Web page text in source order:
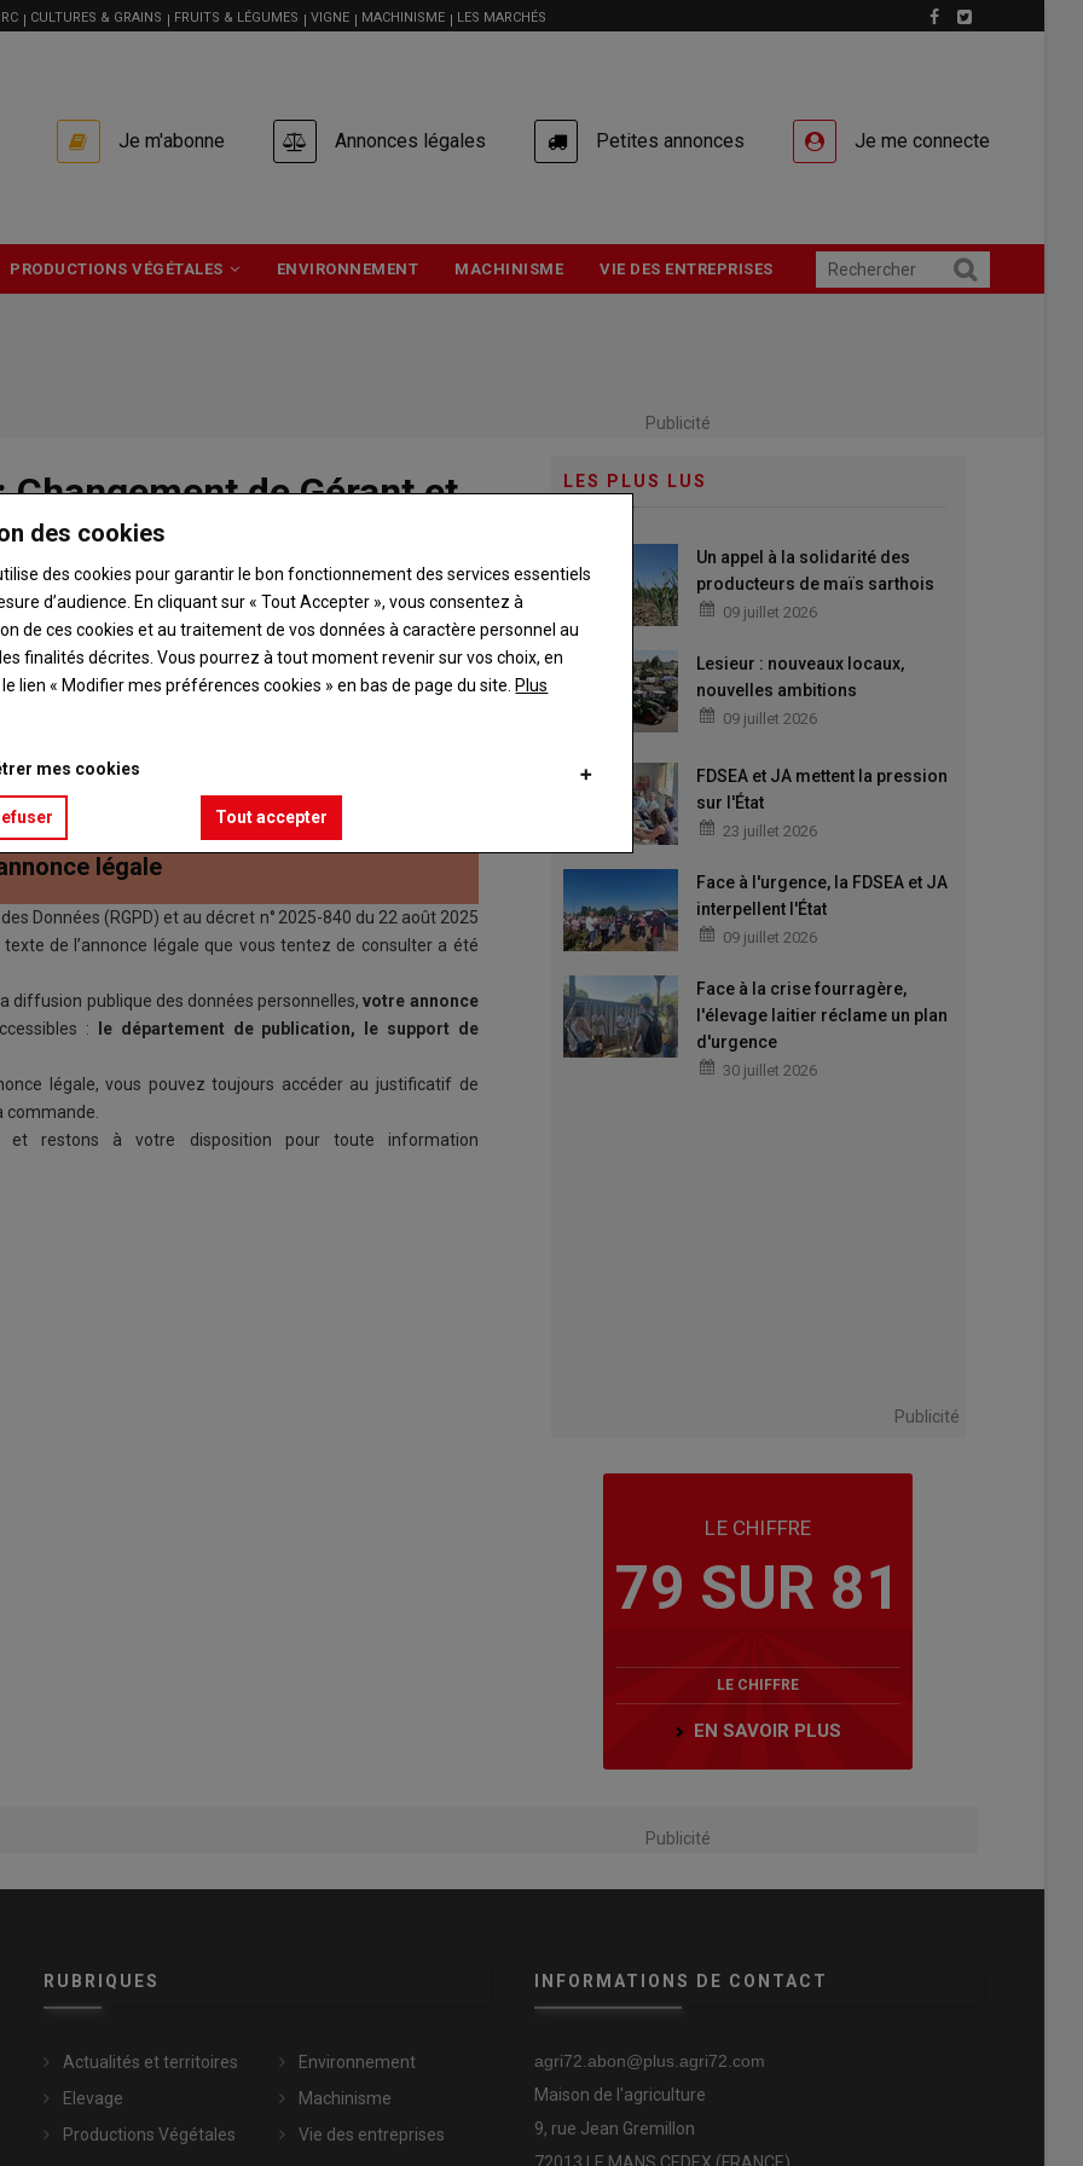
CULTURES & GRAINS FRUITS & LÉGUMES VIGNE MACHINISME LES MARCHÉS
USER
ACCOUNT
MENU
Je m'abonne Annonces légales Petites annonces Je me connecte
PRODUCTIONS VÉGÉTALES ENVIRONNEMENT MACHINISME VIE DES ENTREPRISES
Publicité
de Gérant et
K ( 72 ) 09 Jul, 2026
DU CAPITAL SOCIAL
légale
Données (RGPD) et au décret n° 2025-840 du 22 août 2025
de l’annonce légale que vous tentez de consulter a été
diffusion publique des données personnelles, votre annonce
:
le département de publication, le support de
légale, vous pouvez toujours accéder au justificatif de
commande.
et restons à votre disposition pour toute information
LES PLUS LUS
Un appel à la solidarité des
producteurs de maïs sarthois
09 juillet 2026
Lesieur : nouveaux locaux,
nouvelles ambitions
09 juillet 2026
FDSEA et JA mettent la pression
sur l'État
23 juillet 2026
Face à l'urgence, la FDSEA et JA
interpellent l'État
09 juillet 2026
Face à la crise fourragère,
l'élevage laitier réclame un plan
d'urgence
30 juillet 2026
Publicité
LE CHIFFRE
79 SUR 81
LE CHIFFRE
EN SAVOIR PLUS
Publicité
RUBRIQUES
Actualités et territoires
Elevage
Productions Végétales
Environnement
Machinisme
Vie des entreprises
INFORMATIONS DE CONTACT
agri72.abon@plus.agri72.com
Maison de l'agriculture
9, rue Jean Gremillon
des cookies
des cookies pour garantir le bon fonctionnement des services essentiels
d’audience. En cliquant sur « Tout Accepter », vous consentez à
de ces cookies et au traitement de vos données à caractère personnel au
finalités décrites. Vous pourrez à tout moment revenir sur vos choix, en
lien « Modifier mes préférences cookies » en bas de page du site.Plus
mes cookies
Tout accepter